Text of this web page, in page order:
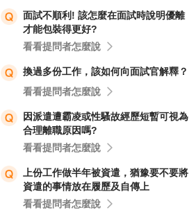
面試不順利! 該怎麼在面試時說明優離
才能包裝得更好?
看看提問者怎麼說
換過多份工作，該如何向面試官解釋？
看看提問者怎麼說
因派遣遭霸凌或性騷故經歷短暫可視為
合理離職原因嗎?
看看提問者怎麼說
上份工作做半年被資遣，猶豫要不要將
資遣的事情放在履歷及自傳上
看看提問者怎麼說